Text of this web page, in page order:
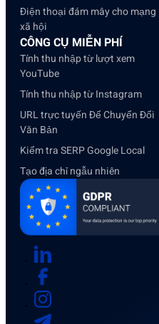
Điện thoại đám mây cho mạng
xã hội
CÔNG CỤ MIỄN PHÍ
Tính thu nhập từ lượt xem
YouTube
Tính thu nhập từ Instagram
URL trực tuyến Để Chuyển Đổi
Văn Bản
Kiểm tra SERP Google Local
Tạo địa chỉ ngẫu nhiên